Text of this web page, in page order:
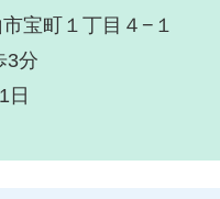
宝町１丁目４−１
3分
日